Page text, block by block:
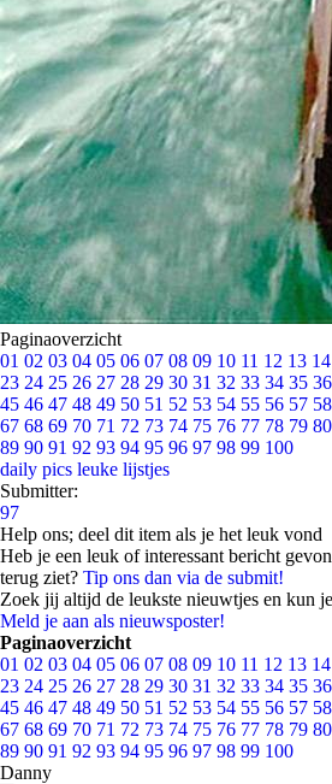
Paginaoverzicht
01 02 03 04 05 06 07 08 09 10 11 12 13 14
23 24 25 26 27 28 29 30 31 32 33 34 35 36
45 46 47 48 49 50 51 52 53 54 55 56 57 58
67 68 69 70 71 72 73 74 75 76 77 78 79 80
89 90 91 92 93 94 95 96 97 98 99 100
daily pics leuke lijstjes
Submitter:
97
Help ons; deel dit item als je het leuk vond
Heb je een leuk of interessant bericht
terug ziet? Tip ons dan via de submit!
Zoek jij altijd de leukste nieuwtjes en kun
Meld je aan als nieuwsposter!
Paginaoverzicht
01 02 03 04 05 06 07 08 09 10 11 12 13 14
23 24 25 26 27 28 29 30 31 32 33 34 35 36
45 46 47 48 49 50 51 52 53 54 55 56 57 58
67 68 69 70 71 72 73 74 75 76 77 78 79 80
89 90 91 92 93 94 95 96 97 98 99 100
Danny